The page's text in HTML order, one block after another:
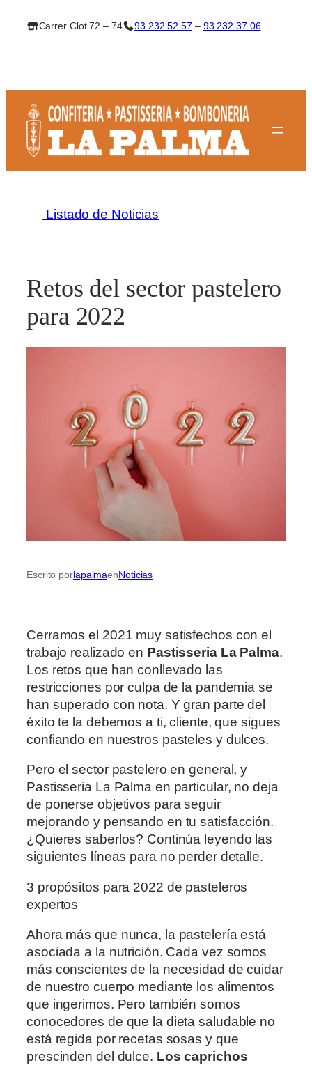
Carrer Clot 72 – 74 93 232 52 57 – 93 232 37 06
Listado de Noticias
Retos del sector pastelero
para 2022
Escrito porlapalmaenNoticias
Cerramos el 2021 muy satisfechos con el
trabajo realizado en Pastisseria La Palma.
Los retos que han conllevado las
restricciones por culpa de la pandemia se
han superado con nota. Y gran parte del
éxito te la debemos a ti, cliente, que sigues
confiando en nuestros pasteles y dulces.
Pero el sector pastelero en general, y
Pastisseria La Palma en particular, no deja
de ponerse objetivos para seguir
mejorando y pensando en tu satisfacción.
¿Quieres saberlos? Continúa leyendo las
siguientes líneas para no perder detalle.
3 propósitos para 2022 de pasteleros
expertos
Ahora más que nunca, la pastelería está
asociada a la nutrición. Cada vez somos
más conscientes de la necesidad de cuidar
de nuestro cuerpo mediante los alimentos
que ingerimos. Pero también somos
conocedores de que la dieta saludable no
está regida por recetas sosas y que
prescinden del dulce. Los caprichos